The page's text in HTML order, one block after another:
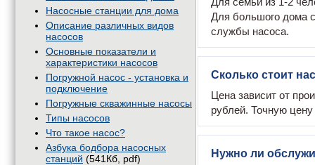
Насосные станции для дома
Описание различных видов
насосов
Основные показатели и
характеристики насосов
Погружной насос - установка и
подключение
Погружные скважинные насосы
Типы насосов
Что такое насос?
Азбука бодбора насосных
станций (541Кб, pdf)
Для большого дома
службы насоса.
Сколько стоит
Цена зависит от
рублей. Точную
Нужно ли